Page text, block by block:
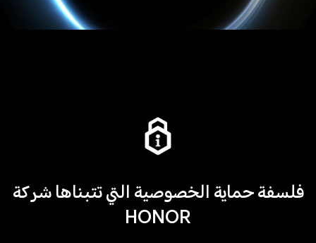
فلسفة حماية الخصوصية التي تتبناها شركة
HONOR